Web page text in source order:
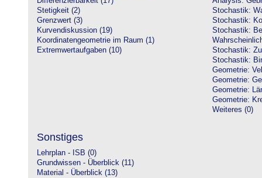
Stetigkeit (2)
Grenzwert (3)
Kurvendiskussion (19)
Koordinatengeometrie im Raum (1)
Extremwertaufgaben (10)
Stochastik:
Stochastik:
Stochastik:
Stochastik:
Stochastik:
Geometrie:
Geometrie:
Geometrie:
Geometrie:
Weiteres (0)
Sonstiges
Lehrplan - ISB (0)
Grundwissen - Überblick (11)
Material - Überblick (13)